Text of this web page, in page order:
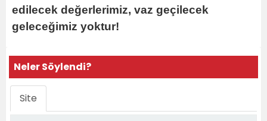
edilecek değerlerimiz, vaz geçilecek
geleceğimiz yoktur!
Neler Söylendi?
Site